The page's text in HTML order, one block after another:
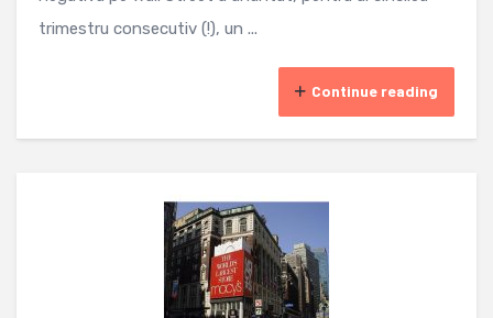
trimestru consecutiv (!), un ...
Continue reading